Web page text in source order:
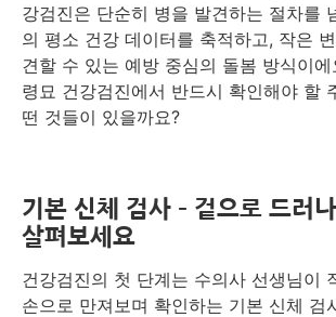
강검진은 단순히 병을 발견하는 절차를
의 평소 건강 데이터를 축적하고, 작은
견할 수 있는 예방 중심의 돌봄 방식이
령묘 건강검진에서 반드시 확인해야 할
떤 것들이 있을까요?
기본 신체 검사 – 겉으로 드러
살펴보세요
건강검진의 첫 단계는 수의사 선생님이
손으로 만져보며 확인하는 기본 신체 검